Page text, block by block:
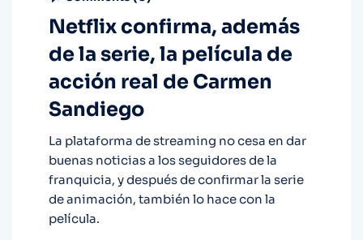
Netflix confirma, además
de la serie, la película de
acción real de Carmen
Sandiego
La plataforma de streaming no cesa en dar
buenas noticias a los seguidores de la
franquicia, y después de confirmar la serie
de animación, también lo hace con la
película.